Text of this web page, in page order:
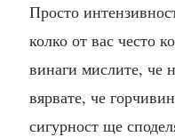
Просто
колко от вас често
винаги мислите, че
вярвате, че
сигурност ще